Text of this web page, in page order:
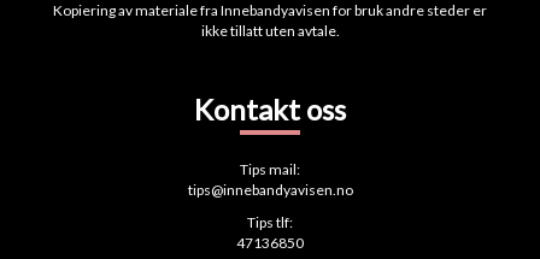
Kopiering av materiale fra Innebandyavisen for bruk andre steder er
ikke tillatt uten avtale.
Kontakt oss
Tips mail:
tips@innebandyavisen.no
Tips tlf:
47136850